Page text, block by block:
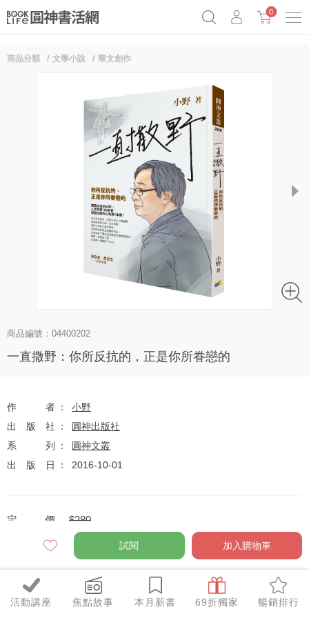
0
活動講座 焦點故事 本月新書 69折獨家 暢銷排行
商品分類 文學小說 華文創作
next
商品編號：04400202
一直撒野：你所反抗的，正是你所眷戀的
作者
小野
出版社
圓神出版社
系列
圓神文叢
出版日
2016-10-01
定價 $280
優惠價 $221元
全網任10件75折（獨家及特惠品除外）
試閱 加入購物車